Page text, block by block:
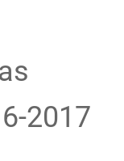
2017